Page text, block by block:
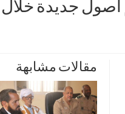
…129 مليار درهم أصول جديدة خلال
مقالات مشابهة